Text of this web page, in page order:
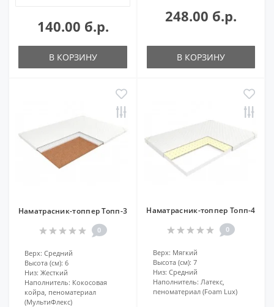
140.00 б.р.
В КОРЗИНУ
248.00 б.р.
В КОРЗИНУ
Наматрасник-топпер Топп-3
0
Верх: Средний
Высота (см): 6
Низ: Жесткий
Наполнитель: Кокосовая
койра, пеноматериал
(МультиФлекс)
Наматрасник-топпер Топп-4
0
Верх: Мягкий
Высота (см): 7
Низ: Средний
Наполнитель: Латекс,
пеноматериал (Foam Lux)